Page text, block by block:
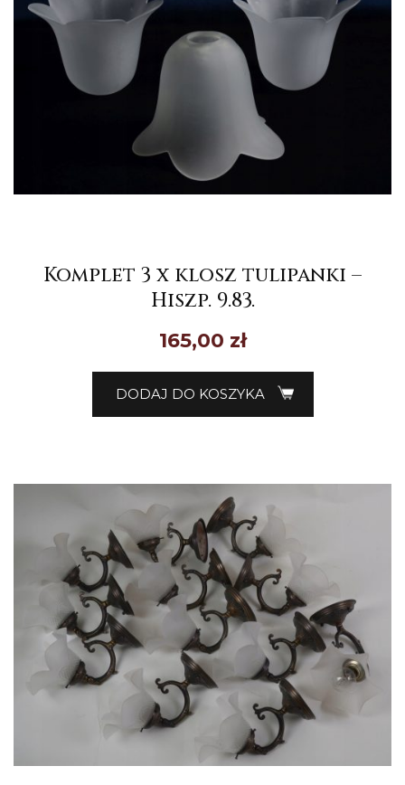
Komplet 3 x klosz tulipanki –
Hiszp. 9.83.
165,00 zł
DODAJ DO KOSZYKA